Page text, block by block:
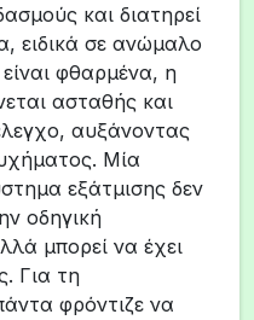
και διατηρεί
ειδικά σε ανώμαλο
φθαρμένα, η
ασταθής και
αυξάνοντας
Μία
εξάτμισης δεν
οδηγική
μπορεί να έχει
Για τη
φρόντιζε να